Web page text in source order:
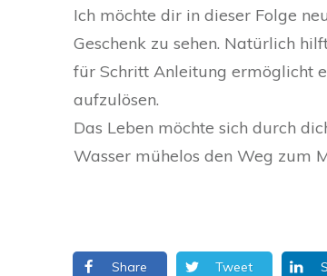
Ich möchte dir in dieser Folge
Geschenk zu sehen. Natürlich
für Schritt Anleitung ermöglicht
aufzulösen.
Das Leben möchte sich durch
Wasser mühelos den Weg zum
Share Tweet